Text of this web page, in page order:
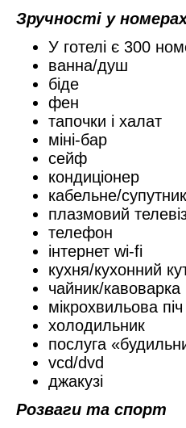
Зручності у
У готелі є 300
ванна/душ
біде
фен
тапочки і халат
міні-бар
сейф
кондиціонер
кабельне/
плазмовий
телефон
інтернет wi-fi
кухня/кухонний
чайник/кавоварка
мікрохвильова піч
холодильник
послуга
vcd/dvd
джакузі
Розваги та спорт